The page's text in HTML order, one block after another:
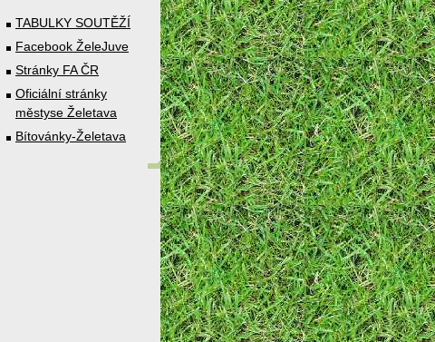
TABULKY SOUTĚŽÍ
Facebook ŽeleJuve
Stránky FA ČR
Oficiální stránky
městyse Želetava
Bítovánky-Želetava